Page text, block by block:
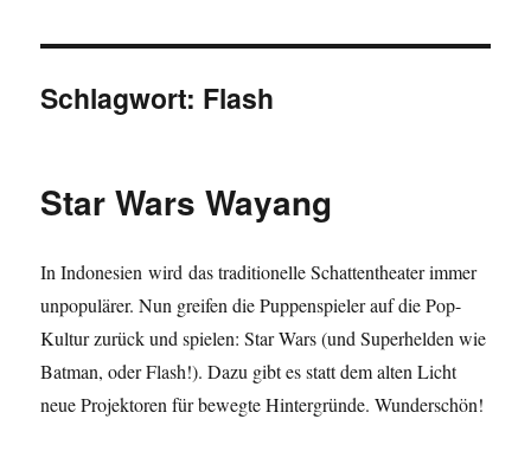
Schlagwort: Flash
Star Wars Wayang
In Indonesien wird das traditionelle Schattentheater immer
unpopulärer. Nun greifen die Puppenspieler auf die Pop-
Kultur zurück und spielen: Star Wars (und Superhelden wie
Batman, oder Flash!). Dazu gibt es statt dem alten Licht
neue Projektoren für bewegte Hintergründe. Wunderschön!